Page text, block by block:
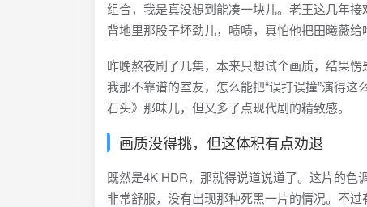
组合，我是真没想到能凑一块儿。老王这几年
背地里那股子坏劲儿，啧啧，真怕他把田曦薇给
昨晚熬夜刷了几集，本来只想试个画质，结果
我那不靠谱的室友，怎么能把“误打误撞”演得
石头》那味儿，但又多了点现代剧的精致感。
画质没得挑，但这体积有点劝退
既然是4K HDR，那就得说道说道了。这片的
非常舒服，没有出现那种死黑一片的情况。不